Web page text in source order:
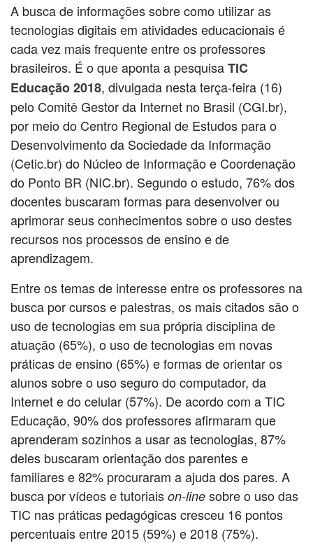
A busca de informações sobre como utilizar as
tecnologias digitais em atividades educacionais é
cada vez mais frequente entre os professores
brasileiros. É o que aponta a pesquisaTIC
Educação 2018, divulgada nesta terça-feira (16)
pelo Comitê Gestor da Internet no Brasil (CGI.br),
por meio do Centro Regional de Estudos para o
Desenvolvimento da Sociedade da Informação
(Cetic.br) do Núcleo de Informação e Coordenação
do Ponto BR (NIC.br). Segundo o estudo, 76% dos
docentes buscaram formas para desenvolver ou
aprimorar seus conhecimentos sobre o uso destes
recursos nos processos de ensino e de
aprendizagem.
Entre os temas de interesse entre os professores na
busca por cursos e palestras, os mais citados são o
uso de tecnologias em sua própria disciplina de
atuação (65%), o uso de tecnologias em novas
práticas de ensino (65%) e formas de orientar os
alunos sobre o uso seguro do computador, da
Internet e do celular (57%). De acordo com a TIC
Educação, 90% dos professores afirmaram que
aprenderam sozinhos a usar as tecnologias, 87%
deles buscaram orientação dos parentes e
familiares e 82% procuraram a ajuda dos pares. A
busca por vídeos e tutoriais on-line sobre o uso das
TIC nas práticas pedagógicas cresceu 16 pontos
percentuais entre 2015 (59%) e 2018 (75%).